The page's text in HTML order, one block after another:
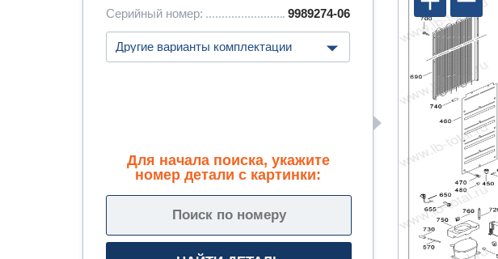
Серийный номер:
9989274-06
Для начала поиска, укажите
номер детали с картинки: